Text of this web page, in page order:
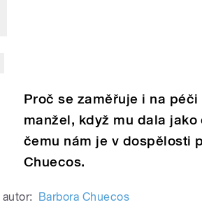
Proč se zaměřuje i na
manžel, když mu dala
čemu nám je v dospělosti
Chuecos.
autor: Barbora Chuecos